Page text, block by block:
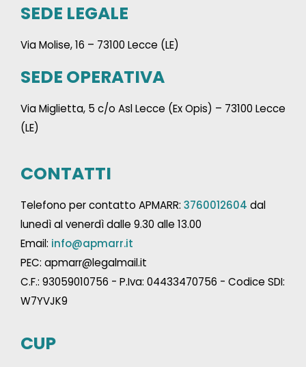
SEDE LEGALE
Via Molise, 16 – 73100 Lecce (LE)
SEDE OPERATIVA
Via Miglietta, 5 c/o Asl Lecce (Ex Opis) – 73100 Lecce
(LE)
CONTATTI
Telefono per contatto APMARR: 3760012604 dal
lunedì al venerdì dalle 9.30 alle 13.00
Email: info@apmarr.it
PEC: apmarr@legalmail.it
C.F.: 93059010756 - P.Iva: 04433470756 - Codice SDI:
W7YVJK9
CUP